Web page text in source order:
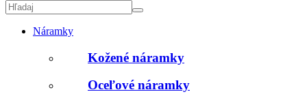
Náramky
Kožené náramky
Oceľové náramky